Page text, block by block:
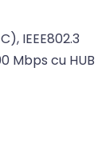
IEEE802.3
Mbps cu HUB